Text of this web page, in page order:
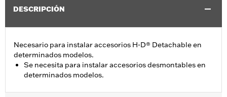
DESCRIPCIÓN
Necesario para instalar accesorios H-D® Detachable en
determinados modelos.
Se necesita para instalar accesorios desmontables en
determinados modelos.